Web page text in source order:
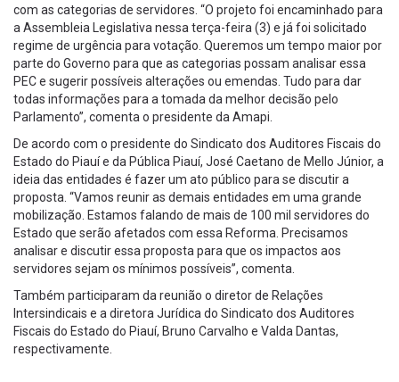
com as categorias de servidores. “O projeto foi encaminhado para
a Assembleia Legislativa nessa terça-feira (3) e já foi solicitado
regime de urgência para votação. Queremos um tempo maior por
parte do Governo para que as categorias possam analisar essa
PEC e sugerir possíveis alterações ou emendas. Tudo para dar
todas informações para a tomada da melhor decisão pelo
Parlamento”, comenta o presidente da Amapi.
De acordo com o presidente do Sindicato dos Auditores Fiscais do
Estado do Piauí e da Pública Piauí, José Caetano de Mello Júnior, a
ideia das entidades é fazer um ato público para se discutir a
proposta. “Vamos reunir as demais entidades em uma grande
mobilização. Estamos falando de mais de 100 mil servidores do
Estado que serão afetados com essa Reforma. Precisamos
analisar e discutir essa proposta para que os impactos aos
servidores sejam os mínimos possíveis”, comenta.
Também participaram da reunião o diretor de Relações
Intersindicais e a diretora Jurídica do Sindicato dos Auditores
Fiscais do Estado do Piauí, Bruno Carvalho e Valda Dantas,
respectivamente.